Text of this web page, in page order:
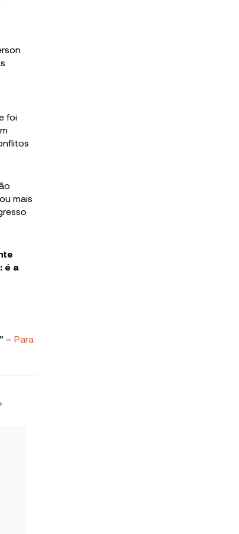
foi
mais
é a
– Para